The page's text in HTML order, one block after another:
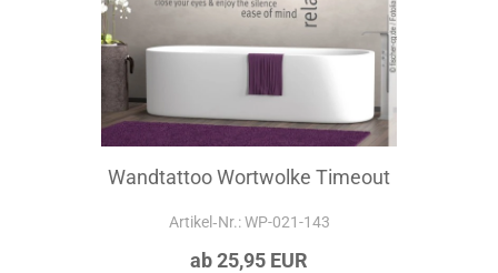
Wandtattoo Wortwolke Timeout
Artikel‑Nr.: WP-021-143
ab 25,95 EUR